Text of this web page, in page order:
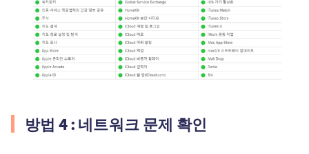
방법 4 : 네트워크 문제 확인